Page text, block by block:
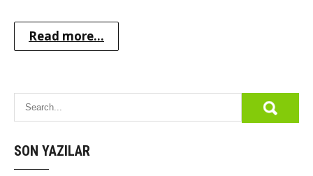
Read more...
SON YAZILAR